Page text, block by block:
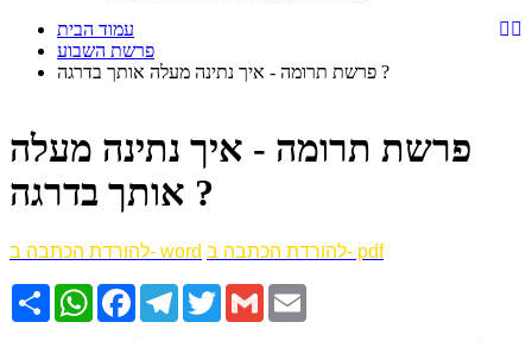
עמוד הבית
פרשת השבוע
פרשת תרומה - איך נתינה מעלה אותך בדרגה ?
פרשת תרומה - איך נתינה מעלה
אותך בדרגה ?
להורדת הכתבה ב- word להורדת הכתבה ב- pdf
שתף WhatsAppFacebookTelegramTwitterGmail